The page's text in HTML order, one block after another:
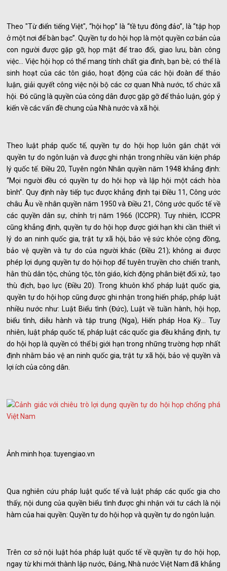
Theo "Từ điển tiếng Việt", “hội họp” là “tề tựu đông đảo”, là “tập họp
ở một nơi để bàn bạc”. Quyền tự do hội họp là một quyền cơ bản của
con người được gặp gỡ, họp mặt để trao đổi, giao lưu, bàn công
việc… Việc hội họp có thể mang tính chất gia đình, bạn bè; có thể là
sinh hoạt của các tôn giáo, hoạt động của các hội đoàn để thảo
luận, giải quyết công việc nội bộ các cơ quan Nhà nước, tổ chức xã
hội. Đó cũng là quyền của công dân được gặp gỡ để thảo luận, góp ý
kiến về các vấn đề chung của Nhà nước và xã hội.
Theo luật pháp quốc tế, quyền tự do hội họp luôn gắn chặt với
quyền tự do ngôn luận và được ghi nhận trong nhiều văn kiện pháp
lý quốc tế. Điều 20, Tuyên ngôn Nhân quyền năm 1948 khẳng định:
“Mọi người đều có quyền tự do hội họp và lập hội một cách hòa
bình”. Quy định này tiếp tục được khẳng định tại Điều 11, Công ước
châu Âu về nhân quyền năm 1950 và Điều 21, Công ước quốc tế về
các quyền dân sự, chính trị năm 1966 (ICCPR). Tuy nhiên, ICCPR
cũng khẳng định, quyền tự do hội họp được giới hạn khi cần thiết vì
lý do an ninh quốc gia, trật tự xã hội, bảo vệ sức khỏe cộng đồng,
bảo vệ quyền và tự do của người khác (Điều 21); không ai được
phép lợi dụng quyền tự do hội họp để tuyên truyền cho chiến tranh,
hằn thù dân tộc, chủng tộc, tôn giáo, kích động phân biệt đối xử, tạo
thù địch, bạo lực (Điều 20). Trong khuôn khổ pháp luật quốc gia,
quyền tự do hội họp cũng được ghi nhận trong hiến pháp, pháp luật
nhiều nước như: Luật Biểu tình (Đức), Luật về tuần hành, hội họp,
biểu tình, diễu hành và tập trung (Nga), Hiến pháp Hoa Kỳ... Tuy
nhiên, luật pháp quốc tế, pháp luật các quốc gia đều khẳng định, tự
do hội họp là quyền có thể bị giới hạn trong những trường hợp nhất
định nhằm bảo vệ an ninh quốc gia, trật tự xã hội, bảo vệ quyền và
lợi ích của công dân.
Ảnh minh họa: tuyengiao.vn
Qua nghiên cứu pháp luật quốc tế và luật pháp các quốc gia cho
thấy, nội dung của quyền biểu tình được ghi nhận với tư cách là nội
hàm của hai quyền: Quyền tự do hội họp và quyền tự do ngôn luận.
Trên cơ sở nội luật hóa pháp luật quốc tế về quyền tự do hội họp,
ngay từ khi mới thành lập nước, Đảng, Nhà nước Việt Nam đã khẳng